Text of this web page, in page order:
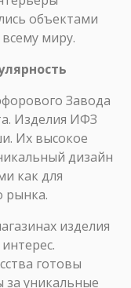
объектами
миру.
Завода
Изделия ИФЗ
Их высокое
дизайн
как для
рынка.
изделия
готовы
уникальные